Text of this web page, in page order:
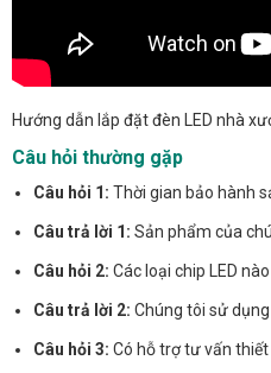
Hướng dẫn lắp đặt đèn LED nhà
Câu hỏi thường gặp
Câu hỏi 1: Thời gian bảo hành
Câu trả lời 1: Sản phẩm của
Câu hỏi 2: Các loại chip LED
Câu trả lời 2: Chúng tôi sử dụng
Câu hỏi 3: Có hỗ trợ tư vấn thiết